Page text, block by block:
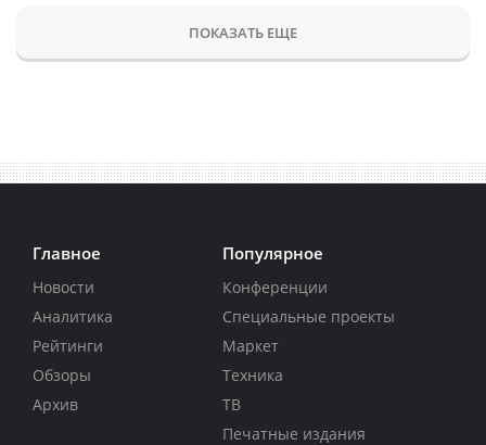
ПОКАЗАТЬ ЕЩЕ
Главное
Новости
Аналитика
Рейтинги
Обзоры
Архив
Популярное
Конференции
Специальные проекты
Маркет
Техника
ТВ
Печатные издания